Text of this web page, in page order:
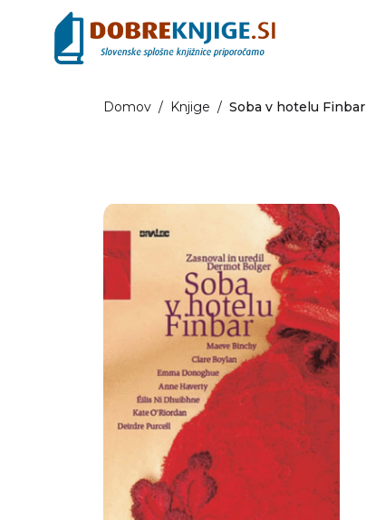
Domov / Knjige / Soba v hotelu Finbar